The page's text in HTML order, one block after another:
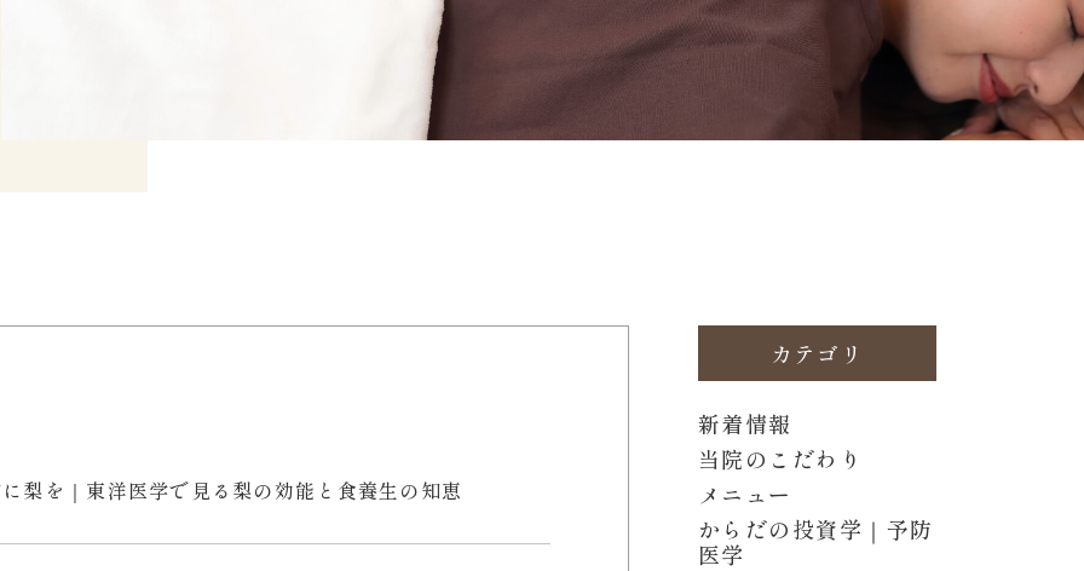
梨を｜東洋医学で見る梨の効能と食養生の知恵
カテゴリ
新着情報
当院のこだわり
メニュー
からだの投資学｜予防
医学